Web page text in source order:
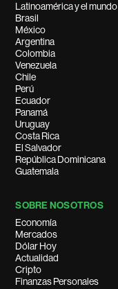
Latinoamérica y el mundo
Brasil
México
Argentina
Colombia
Venezuela
Chile
Perú
Ecuador
Panamá
Uruguay
Costa Rica
El Salvador
República Dominicana
Guatemala
SOBRE NOSOTROS
Economía
Mercados
Dólar Hoy
Actualidad
Cripto
Finanzas Personales